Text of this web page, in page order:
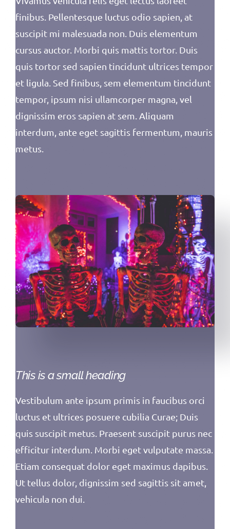
finibus. Pellentesque luctus odio sapien, at
suscipit mi malesuada non. Duis elementum
cursus auctor. Morbi quis mattis tortor. Duis
quis tortor sed sapien tincidunt ultrices tempor
et ligula. Sed finibus, sem elementum tincidunt
tempor, ipsum nisi ullamcorper magna, vel
dignissim eros sapien at sem. Aliquam
interdum, ante eget sagittis fermentum, mauris
metus.
This is a small heading
Vestibulum ante ipsum primis in faucibus orci
luctus et ultrices posuere cubilia Curae; Duis
quis suscipit metus. Praesent suscipit purus nec
efficitur interdum. Morbi eget vulputate massa.
Etiam consequat dolor eget maximus dapibus.
Ut tellus dolor, dignissim sed sagittis sit amet,
vehicula non dui.